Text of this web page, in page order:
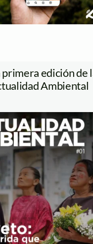
primera edición de
Ambiental